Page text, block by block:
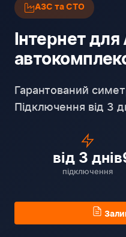
АЗС та СТО
Інтернет
Гарантований
Підключення від 3
від 3 днів
підключення